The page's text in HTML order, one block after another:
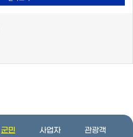
군민 사업자 관광객